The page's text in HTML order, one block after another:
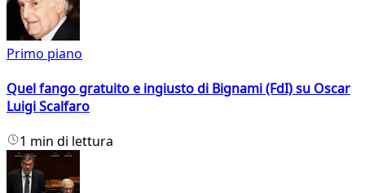
Primo piano
Quel fango gratuito e ingiusto di Bignami (FdI) su Oscar
Luigi Scalfaro
1 min di lettura